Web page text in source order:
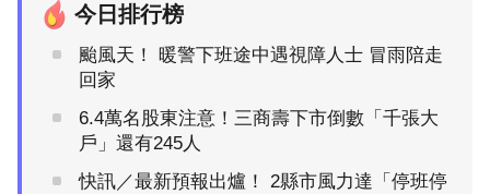
今日排行榜
颱風天！ 暖警下班途中遇視障人士 冒雨陪走
回家
6.4萬名股東注意！三商壽下市倒數「千張大
戶」還有245人
快訊／最新預報出爐！ 2縣市風力達「停班停